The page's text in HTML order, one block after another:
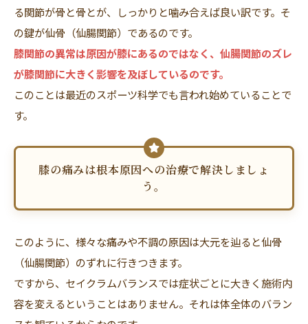
る関節が骨と骨とが、しっかりと噛み合えば良い訳です。そ
の鍵が仙骨（仙腸関節）であるのです。
膝関節の異常は原因が膝にあるのではなく、仙腸関節のズレ
が膝関節に大きく影響を及ぼしているのです。
このことは最近のスポーツ科学でも言われ始めていることで
す。
膝の痛みは根本原因への治療で解決しましょ
う。
このように、様々な痛みや不調の原因は大元を辿ると仙骨
（仙腸関節）のずれに行きつきます。
ですから、セイクラムバランスでは症状ごとに大きく施術内
容を変えるということはありません。それは体全体のバラン